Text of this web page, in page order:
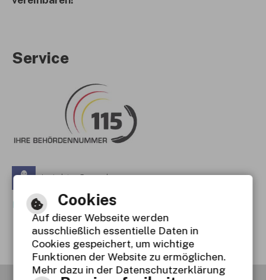
Service
Leichte Sprache
Gebärdensprache
Barrierefreie Ansicht
Cookies
Auf dieser Webseite werden
ausschließlich essentielle Daten in
Cookies gespeichert, um wichtige
Funktionen der Website zu ermöglichen.
Mehr dazu in der Datenschutzerklärung